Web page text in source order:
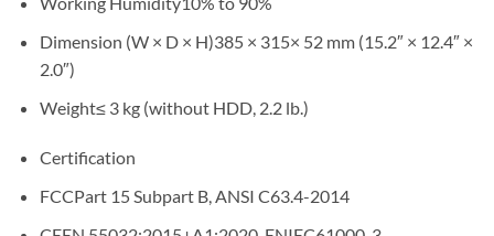
Dimension (W × D × H)385 × 315× 52 mm (15.2″ × 12.4″ ×
2.0″)
Weight≤ 3 kg (without HDD, 2.2 lb.)
Certification
FCCPart 15 Subpart B, ANSI C63.4-2014